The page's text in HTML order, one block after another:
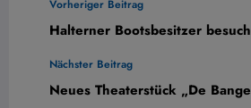
Vorheriger Beitrag
Halterner Bootsbesitzer
Nächster Beitrag
Neues Theaterstück „De